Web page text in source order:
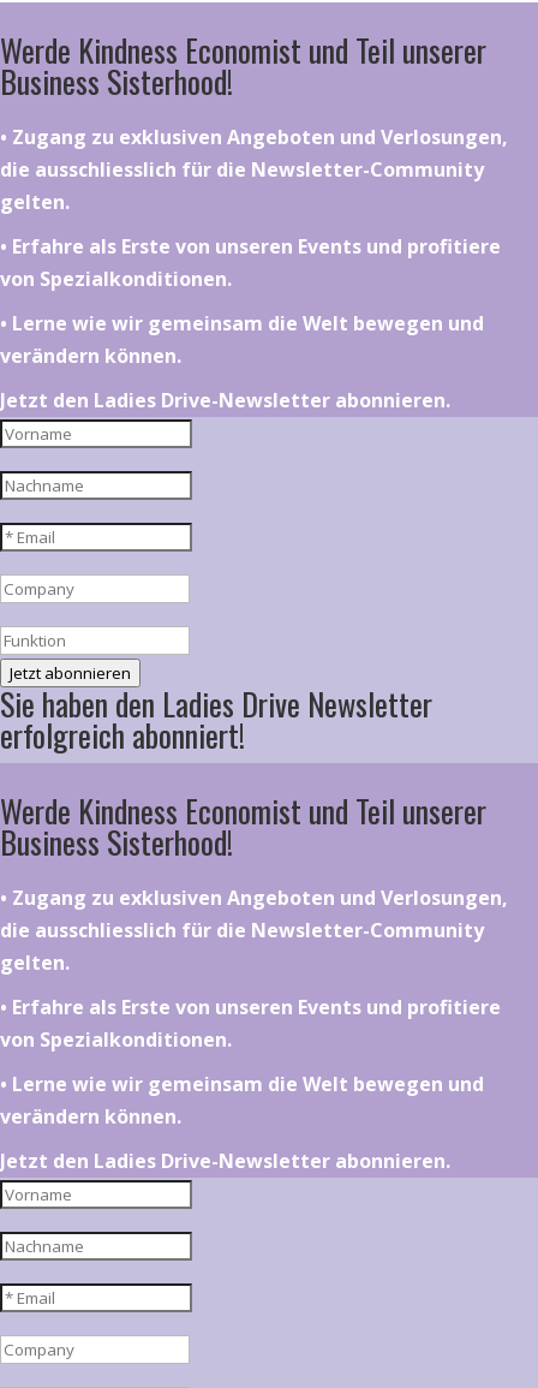
Werde Kindness Economist und Teil unserer
Business Sisterhood!
•⁠ ⁠⁠Zugang zu exklusiven Angeboten und Verlosungen,
die ausschliesslich für die Newsletter-Community
gelten.
•⁠ ⁠⁠Erfahre als Erste von unseren Events und profitiere
von Spezialkonditionen.
•⁠ ⁠⁠Lerne wie wir gemeinsam die Welt bewegen und
verändern können.
Jetzt den Ladies Drive-Newsletter abonnieren.
Jetzt abonnieren
Sie haben den Ladies Drive Newsletter
erfolgreich abonniert!
Werde Kindness Economist und Teil unserer
Business Sisterhood!
•⁠ ⁠⁠Zugang zu exklusiven Angeboten und Verlosungen,
die ausschliesslich für die Newsletter-Community
gelten.
•⁠ ⁠⁠Erfahre als Erste von unseren Events und profitiere
von Spezialkonditionen.
•⁠ ⁠⁠Lerne wie wir gemeinsam die Welt bewegen und
verändern können.
Jetzt den Ladies Drive-Newsletter abonnieren.